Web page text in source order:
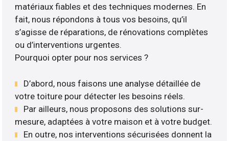
matériaux fiables et des techniques modernes. En
fait, nous répondons à tous vos besoins, qu’il
s’agisse de réparations, de rénovations complètes
ou d’interventions urgentes.
Pourquoi opter pour nos services ?
D’abord, nous faisons une analyse détaillée de
votre toiture pour détecter les besoins réels.
Par ailleurs, nous proposons des solutions sur-
mesure, adaptées à votre maison et à votre budget.
En outre, nos interventions sécurisées donnent la